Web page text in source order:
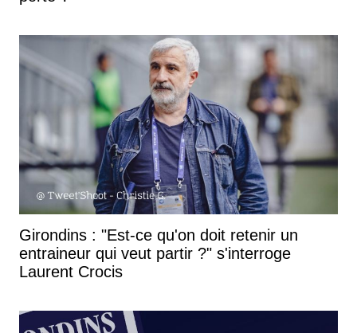
Girondins : "Est-ce qu'on doit retenir un
entraineur qui veut partir ?" s'interroge
Laurent Crocis